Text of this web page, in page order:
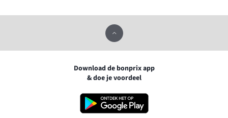
Download de bonprix app
& doe je voordeel